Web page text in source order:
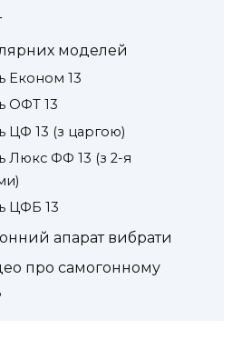
моделей
Економ 13
ОФТ 13
ЦФ 13 (з царгою)
Люкс ФФ 13 (з 2-я
ЦФБ 13
апарат вибрати
про самогонному